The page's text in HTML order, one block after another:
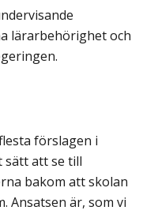
lärarbehörighet och
förslagen i
att se till
bakom att skolan
Ansatsen är, som vi